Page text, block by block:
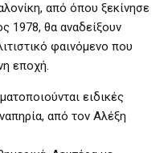
από όπου ξεκίνησε
1978, θα αναδείξουν
φαινόμενο που
εποχή.
ειδικές
από τον Αλέξη